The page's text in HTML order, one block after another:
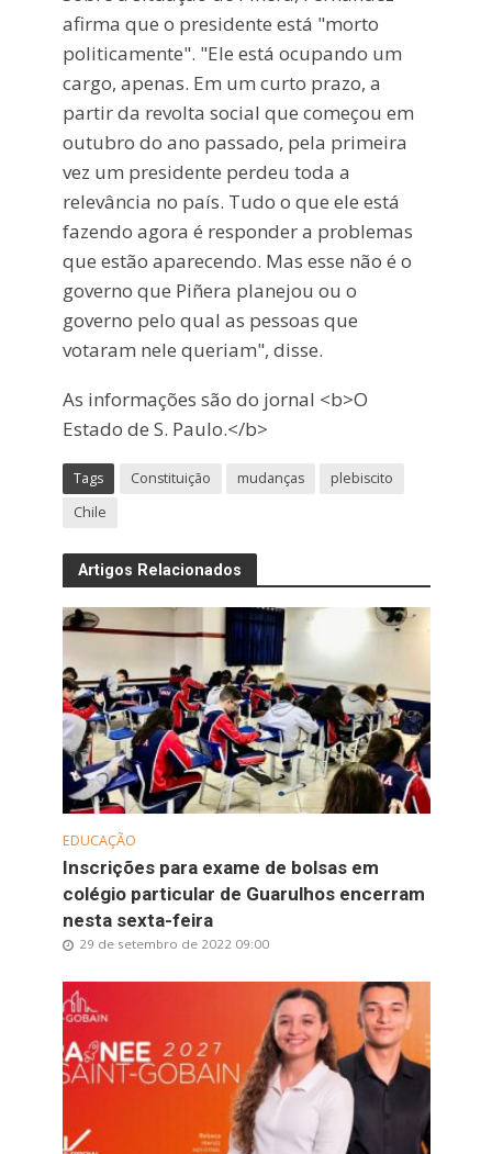
afirma que o presidente está "morto
politicamente". "Ele está ocupando um
cargo, apenas. Em um curto prazo, a
partir da revolta social que começou em
outubro do ano passado, pela primeira
vez um presidente perdeu toda a
relevância no país. Tudo o que ele está
fazendo agora é responder a problemas
que estão aparecendo. Mas esse não é o
governo que Piñera planejou ou o
governo pelo qual as pessoas que
votaram nele queriam", disse.
As informações são do jornal <b>O
Estado de S. Paulo.</b>
Tags Constituição mudanças
plebiscito
Chile
Artigos Relacionados
EDUCAÇÃO
Inscrições para exame de bolsas em
colégio particular de Guarulhos encerram
nesta sexta-feira
29 de setembro de 2022 09:00